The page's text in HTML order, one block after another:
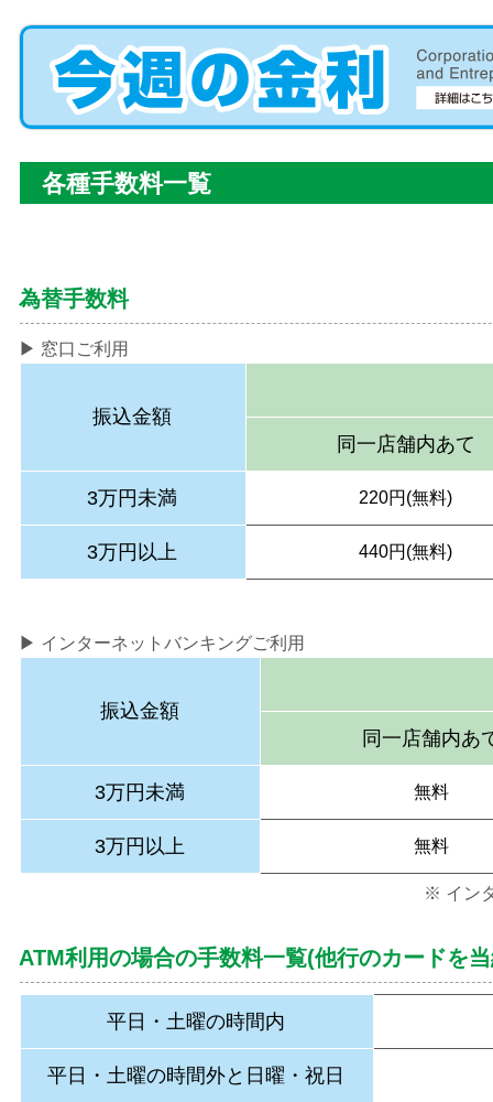
各種手数料一覧
為替手数料
▶ 窓口ご利用
振込金額
同一店舗内あて
3万円未満 220円(無料)
3万円以上 440円(無料)
▶ インターネットバンキングご利用
振込金額
同一店舗内あ
3万円未満 無料
3万円以上 無料
※ イン
ATM利用の場合の手数料一覧(他行のカードを
平日・土曜の時間内
平日・土曜の時間外と日曜・祝日